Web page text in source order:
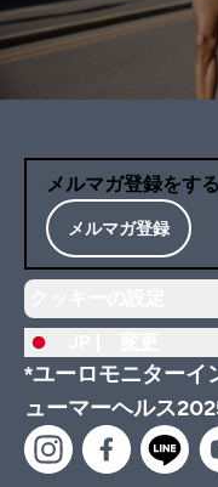
メルマガ登録をする
メルマガ登録
*ユーロモニターイ
ューマーヘルス